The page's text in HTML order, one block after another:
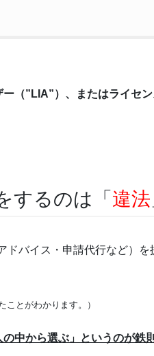
（”LIA”）、またはライセ
するのは「 違法
バイス・申請代行など）
とがわかります。）
中から選ぶ」というのが鉄則